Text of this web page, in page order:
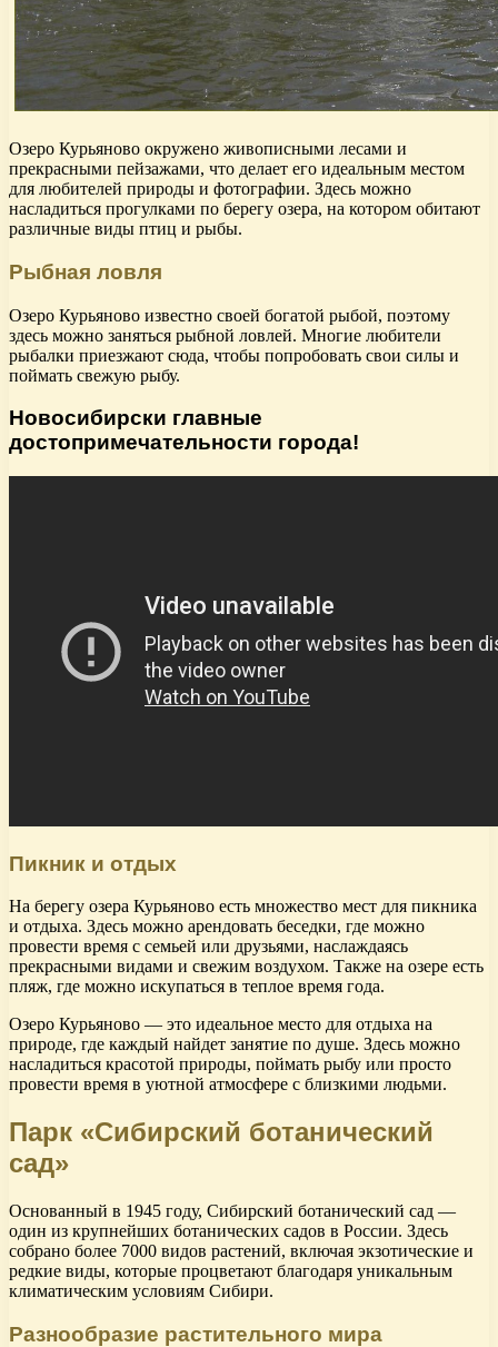
Озеро Курьяново окружено живописными лесами и
прекрасными пейзажами, что делает его идеальным местом
для любителей природы и фотографии. Здесь можно
насладиться прогулками по берегу озера, на котором обитают
различные виды птиц и рыбы.
Рыбная ловля
Озеро Курьяново известно своей богатой рыбой, поэтому
здесь можно заняться рыбной ловлей. Многие любители
рыбалки приезжают сюда, чтобы попробовать свои силы и
поймать свежую рыбу.
Новосибирски главные
достопримечательности города!
Пикник и отдых
На берегу озера Курьяново есть множество мест для пикника
и отдыха. Здесь можно арендовать беседки, где можно
провести время с семьей или друзьями, наслаждаясь
прекрасными видами и свежим воздухом. Также на озере есть
пляж, где можно искупаться в теплое время года.
Озеро Курьяново — это идеальное место для отдыха на
природе, где каждый найдет занятие по душе. Здесь можно
насладиться красотой природы, поймать рыбу или просто
провести время в уютной атмосфере с близкими людьми.
Парк «Сибирский ботанический
сад»
Основанный в 1945 году, Сибирский ботанический сад —
один из крупнейших ботанических садов в России. Здесь
собрано более 7000 видов растений, включая экзотические и
редкие виды, которые процветают благодаря уникальным
климатическим условиям Сибири.
Разнообразие растительного мира